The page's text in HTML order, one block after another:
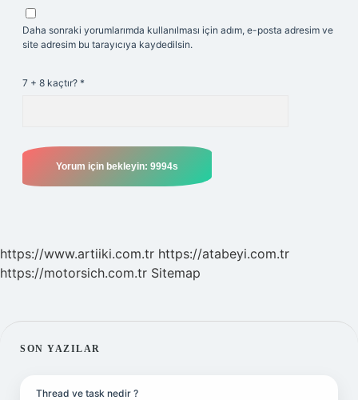
Daha sonraki yorumlarımda kullanılması için adım, e-posta adresim ve
site adresim bu tarayıcıya kaydedilsin.
7 + 8 kaçtır? *
https://www.artiiki.com.tr https://atabeyi.com.tr
https://motorsich.com.tr Sitemap
SIDEBAR
SON YAZILAR
Thread ve task nedir ?